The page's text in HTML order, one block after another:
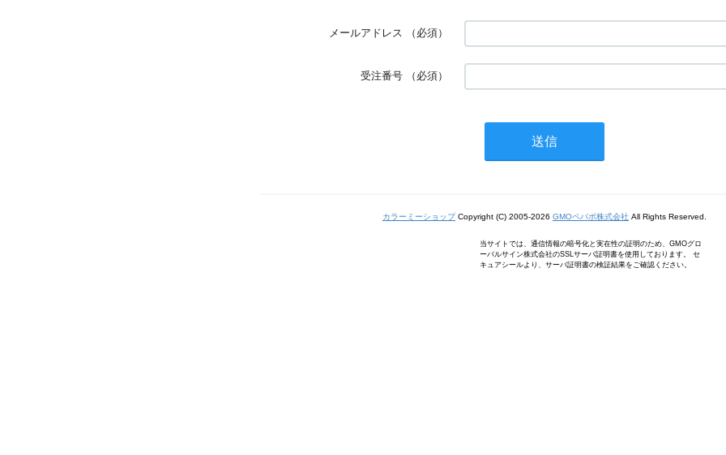
メールアドレス （必須）
受注番号 （必須）
カラーミーショップCopyright (C) 2005-2026 GMOペパボ株式会社 All Rights Reserved.
当サイトでは、通信情報の暗号化と実在性の証明のため、GMOグロ
ーバルサイン株式会社のSSLサーバ証明書を使用しております。 セ
キュアシールより、サーバ証明書の検証結果をご確認ください。